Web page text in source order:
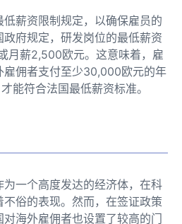
薪资限制规定，以确保雇员的
府规定，研发岗位的最低薪资
月薪2,500欧元。这意味着，雇
雇佣者支付至少30,000欧元的年
能符合法国最低薪资标准。
一个高度发达的经济体，在科
俗的表现。然而，在签证政策
海外雇佣者也设置了较高的门